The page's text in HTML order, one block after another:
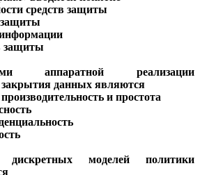
средств защиты
защиты
защиты
аппаратной реализации
закрытия данных являются
и простота
дискретных моделей политики